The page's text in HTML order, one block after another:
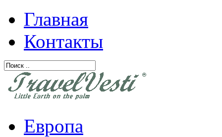
Главная
Контакты
Европа